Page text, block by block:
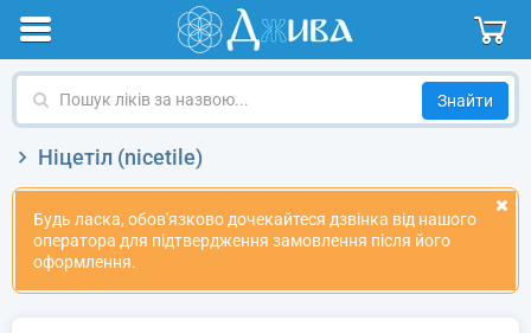
Пошук
назвою
Ніцетіл (nicetile)
Будь ласка, обов'язково дочекайтеся дзвінка від нашого
оператора для підтвердження замовлення після його
оформлення.